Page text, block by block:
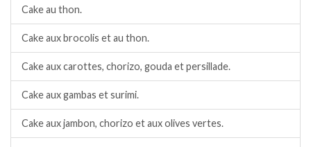
Cake au thon.
Cake aux brocolis et au thon.
Cake aux carottes, chorizo, gouda et persillade.
Cake aux gambas et surimi.
Cake aux jambon, chorizo et aux olives vertes.